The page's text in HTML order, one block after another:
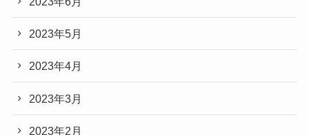
2023年5月
2023年4月
2023年3月
2023年2月